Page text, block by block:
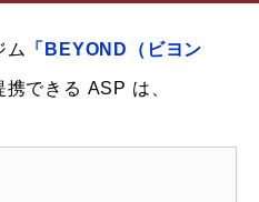
ム 「BEYOND（ビヨン
できる ASP は、